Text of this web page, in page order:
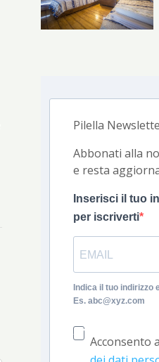
Pilella
Abbonati alla
e resta
Inserisci il tuo
per iscriverti
Indica il tuo
Es. abc@xyz.com
Acconsento